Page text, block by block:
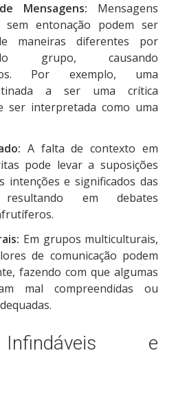
Mensagens: Mensagens
entonação podem ser
maneiras diferentes por
grupo, causando
Por exemplo, uma
a ser uma crítica
ser interpretada como uma
A falta de contexto em
pode levar a suposições
intenções e significados das
resultando em debates
Em grupos multiculturais,
de comunicação podem
fazendo com que algumas
mal compreendidas ou
e